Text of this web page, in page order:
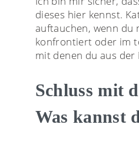
dieses hier kennst.
auftauchen, wenn du
konfrontiert oder im
mit denen du aus der
Schluss mit
Was kannst